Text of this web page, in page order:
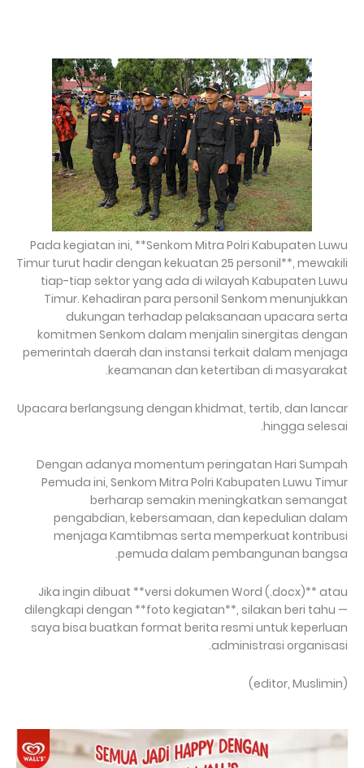
Pada kegiatan ini, **Senkom Mitra Polri Kabupaten Luwu
Timur turut hadir dengan kekuatan 25 personil**, mewakili
tiap-tiap sektor yang ada di wilayah Kabupaten Luwu
Timur. Kehadiran para personil Senkom menunjukkan
dukungan terhadap pelaksanaan upacara serta
komitmen Senkom dalam menjalin sinergitas dengan
pemerintah daerah dan instansi terkait dalam menjaga
keamanan dan ketertiban di masyarakat.
Upacara berlangsung dengan khidmat, tertib, dan lancar
hingga selesai.
Dengan adanya momentum peringatan Hari Sumpah
Pemuda ini, Senkom Mitra Polri Kabupaten Luwu Timur
berharap semakin meningkatkan semangat
pengabdian, kebersamaan, dan kepedulian dalam
menjaga Kamtibmas serta memperkuat kontribusi
pemuda dalam pembangunan bangsa.
Jika ingin dibuat **versi dokumen Word (.docx)** atau
dilengkapi dengan **foto kegiatan**, silakan beri tahu —
saya bisa buatkan format berita resmi untuk keperluan
administrasi organisasi.
(editor, Muslimin)